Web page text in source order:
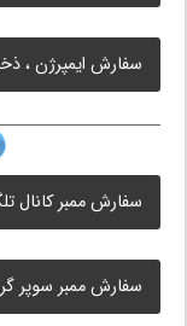
سفارش ایمپرژن ،
سفارش ممبر کانال
سفارش ممبر سوپر